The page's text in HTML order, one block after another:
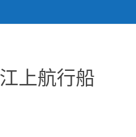
上航行船